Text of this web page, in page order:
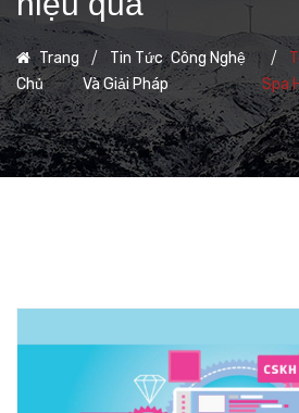
Trang
Chủ
Tin Tức,Công Nghệ
Và Giải Pháp
Spa